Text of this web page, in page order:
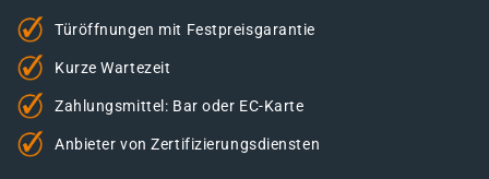
Türöffnungen mit Festpreisgarantie
Kurze Wartezeit
Zahlungsmittel: Bar oder EC-Karte
Anbieter von Zertifizierungsdiensten